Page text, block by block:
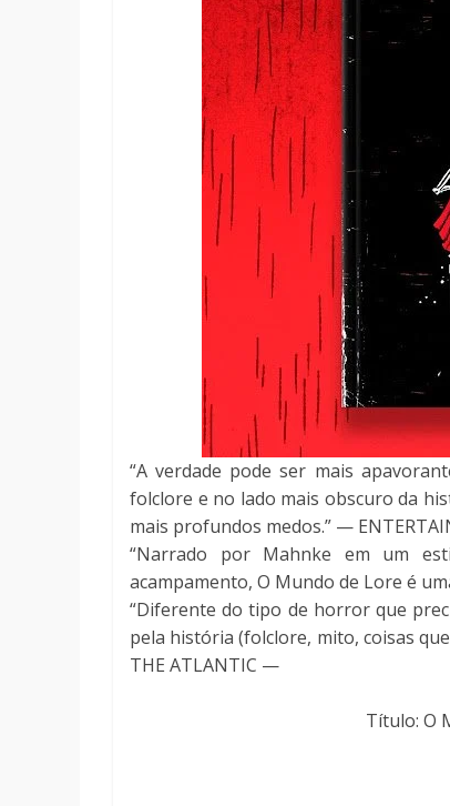
“A verdade pode ser mais
folclore e no lado mais obscuro da
mais profundos medos.” —
“Narrado por Mahnke em um
acampamento, O Mundo de Lore é
“Diferente do tipo de horror que
pela história (folclore, mito, coisas
THE ATLANTIC —
Título: O